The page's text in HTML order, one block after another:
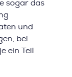
sogar das
und
bei
ein Teil